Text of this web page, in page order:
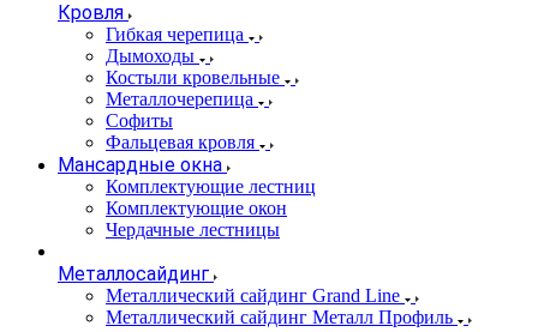
Кровля
Гибкая черепица
Дымоходы
Костыли кровельные
Металлочерепица
Софиты
Фальцевая кровля
Мансардные окна
Комплектующие лестниц
Комплектующие окон
Чердачные лестницы
Металлосайдинг
Металлический сайдинг Grand Line
Металлический сайдинг Металл Профиль